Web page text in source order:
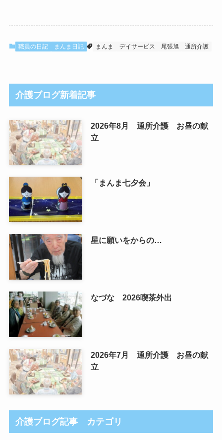
職員の日記 まんま日記 まんま デイサービス 尾張旭 通所介護
介護ブログ新着記事
2026年8月 通所介護 お昼の献
立
「まんま七夕会」
星に願いをからの…
なづな 2026喫茶外出
2026年7月 通所介護 お昼の献
立
介護ブログ記事 カテゴリ